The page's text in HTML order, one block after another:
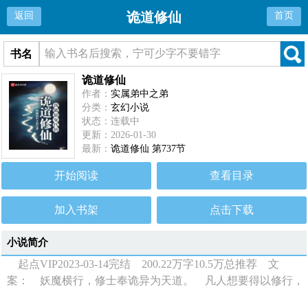
返回 诡道修仙 首页
书名
诡道修仙
作者：实属弟中之弟
分类：玄幻小说
状态：连载中
更新：2026-01-30
最新：诡道修仙 第737节
开始阅读 查看目录
加入书架 点击下载
小说简介
起点VIP2023-03-14完结 200.22万字10.5万总推荐 文
案： 妖魔横行，修士奉诡异为天道。 凡人想要得以修行，